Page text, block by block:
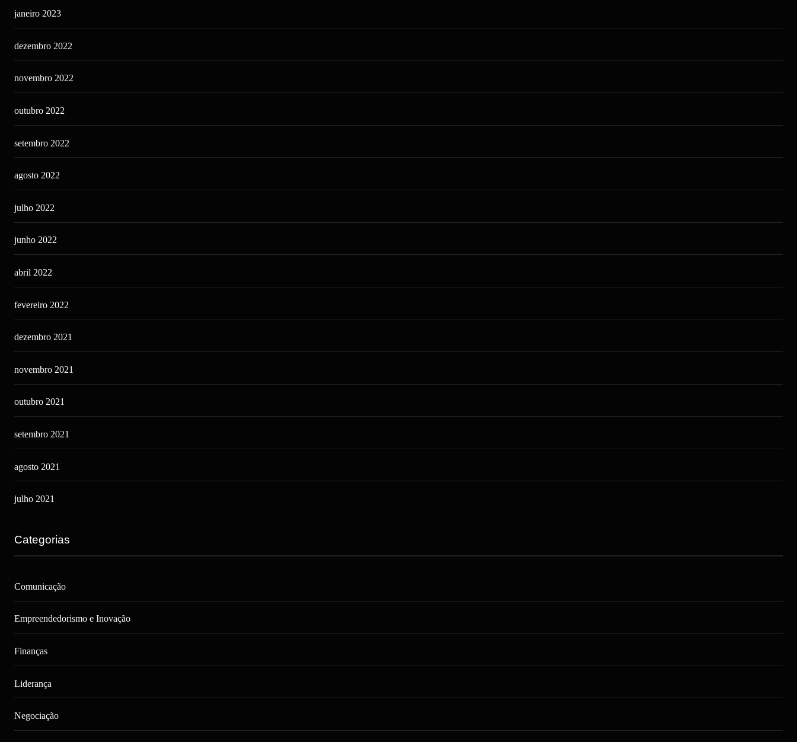
janeiro 2023
dezembro 2022
novembro 2022
outubro 2022
setembro 2022
agosto 2022
julho 2022
junho 2022
abril 2022
fevereiro 2022
dezembro 2021
novembro 2021
outubro 2021
setembro 2021
agosto 2021
julho 2021
Categorias
Comunicação
Empreendedorismo e Inovação
Finanças
Liderança
Negociação